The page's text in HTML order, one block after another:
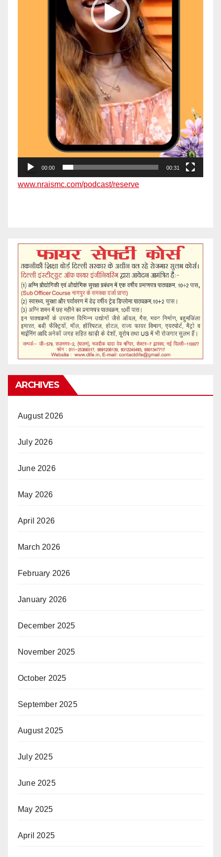
00:00 00:31
www.nraismc.com/podcast/reserve
ARCHIVES
August 2026
July 2026
June 2026
May 2026
April 2026
March 2026
February 2026
January 2026
December 2025
November 2025
October 2025
September 2025
August 2025
July 2025
June 2025
May 2025
April 2025